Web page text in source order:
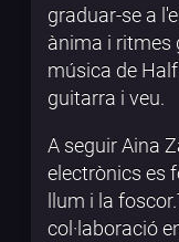
graduar-se a
ànima i ritmes
música de
guitarra i veu.
A seguir Aina
electrònics es
llum i la
col·laboració